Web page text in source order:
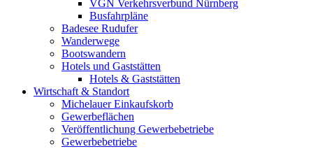
VGN Verkehrsverbund Nürnberg
Busfahrpläne
Badesee Rudufer
Wanderwege
Bootswandern
Hotels und Gaststätten
Hotels & Gaststätten
Wirtschaft & Standort
Michelauer Einkaufskorb
Gewerbeflächen
Veröffentlichung Gewerbebetriebe
Gewerbebetriebe